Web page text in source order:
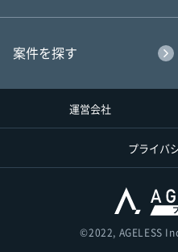
案件を探す
©︎2022, AGELESS
運営会社
プライバ